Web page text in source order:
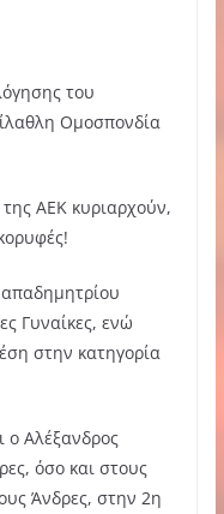
του
Ομοσπονδία
ΑΕΚ κυριαρχούν,
Γυναίκες, ενώ
στην κατηγορία
ο Αλέξανδρος
όσο και στους
Άνδρες, στην 2η